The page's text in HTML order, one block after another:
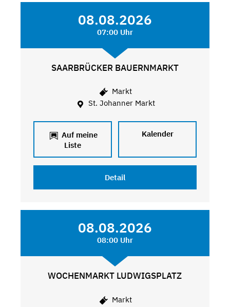
08.08.2026
07:00 Uhr
SAARBRÜCKER BAUERNMARKT
Markt
St. Johanner Markt
Auf meine
Liste
Kalender
Detail
08.08.2026
08:00 Uhr
WOCHENMARKT LUDWIGSPLATZ
Markt